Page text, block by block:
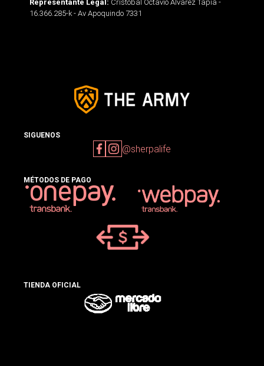
Representante Legal: Cristobal Octavio Alvarez Tapia -
16.366.285-k - Av Apoquindo 7331
SIGUENOS
@sherpalife
MÉTODOS DE PAGO
TIENDA OFICIAL